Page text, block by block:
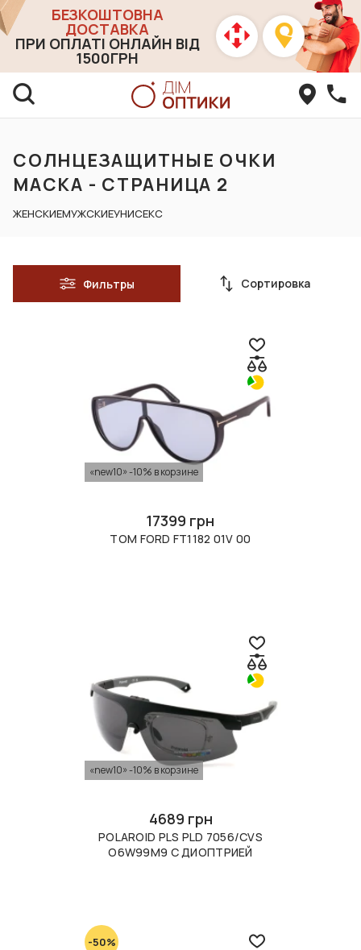
БЕЗКОШТОВНА
ДОСТАВКА
ПРИ ОПЛАТІ ОНЛАЙН ВІД
1500ГРН
СОЛНЦЕЗАЩИТНЫЕ ОЧКИ
МАСКА - СТРАНИЦА 2
ЖЕНСКИЕМУЖСКИЕУНИСЕКС
Фильтры Сортировка
«new10» -10% в корзине
17399 грн
TOM FORD FT1182 01V 00
«new10» -10% в корзине
4689 грн
POLAROID PLS PLD 7056/CVS
O6W99M9 С ДИОПТРИЕЙ
-50%